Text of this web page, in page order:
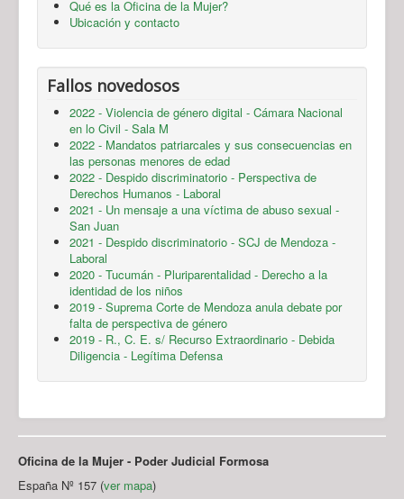
Qué es la Oficina de la Mujer?
Ubicación y contacto
Fallos novedosos
2022 - Violencia de género digital - Cámara Nacional
en lo Civil - Sala M
2022 - Mandatos patriarcales y sus consecuencias en
las personas menores de edad
2022 - Despido discriminatorio - Perspectiva de
Derechos Humanos - Laboral
2021 - Un mensaje a una víctima de abuso sexual -
San Juan
2021 - Despido discriminatorio - SCJ de Mendoza -
Laboral
2020 - Tucumán - Pluriparentalidad - Derecho a la
identidad de los niños
2019 - Suprema Corte de Mendoza anula debate por
falta de perspectiva de género
2019 - R., C. E. s/ Recurso Extraordinario - Debida
Diligencia - Legítima Defensa
Oficina de la Mujer - Poder Judicial Formosa
España Nº 157 (ver mapa)